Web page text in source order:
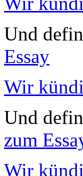
Und
Essay
Wir
Und
zum
Wir